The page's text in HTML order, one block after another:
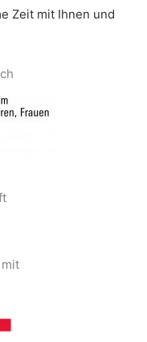
Zeit mit Ihnen und